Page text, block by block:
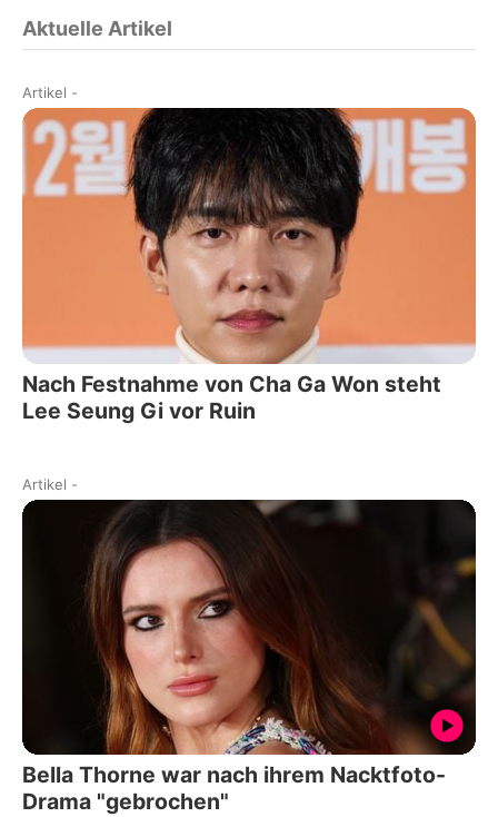
Aktuelle Artikel
Artikel -
Nach Festnahme von Cha Ga Won steht
Lee Seung Gi vor Ruin
Artikel -
Bella Thorne war nach ihrem Nacktfoto-
Drama "gebrochen"